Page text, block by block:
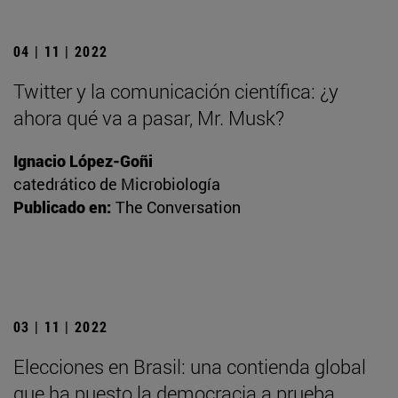
04 | 11 | 2022
Twitter y la comunicación científica: ¿y
ahora qué va a pasar, Mr. Musk?
Ignacio López-Goñi
catedrático de Microbiología
Publicado en: The Conversation
03 | 11 | 2022
Elecciones en Brasil: una contienda global